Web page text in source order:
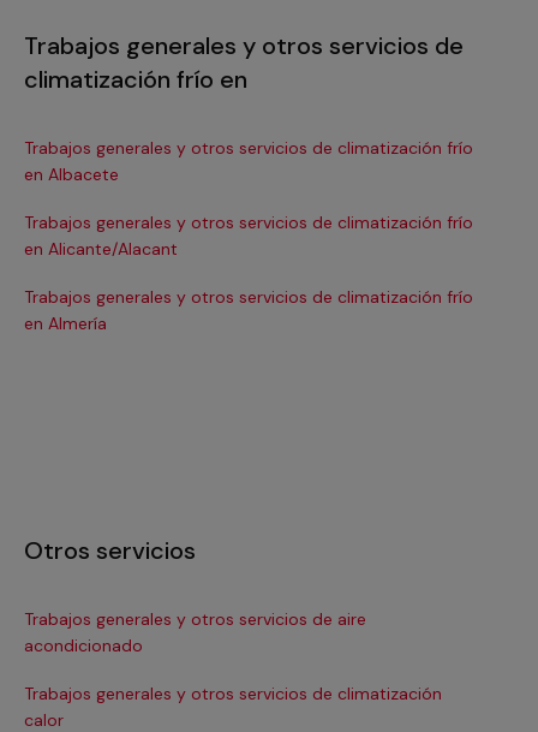
Trabajos generales y otros servicios de
climatización frío en
Trabajos generales y otros servicios de climatización frío
en Albacete
Trabajos generales y otros servicios de climatización frío
en Alicante/Alacant
Trabajos generales y otros servicios de climatización frío
en Almería
Otros servicios
Trabajos generales y otros servicios de aire
acondicionado
Trabajos generales y otros servicios de climatización
calor